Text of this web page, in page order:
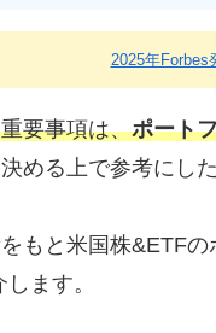
2025年Forbes
要事項は、ポート
める上で参考にし
もと米国株&ETF
ます。